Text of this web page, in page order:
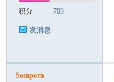
积分 703
发消息
Somporn